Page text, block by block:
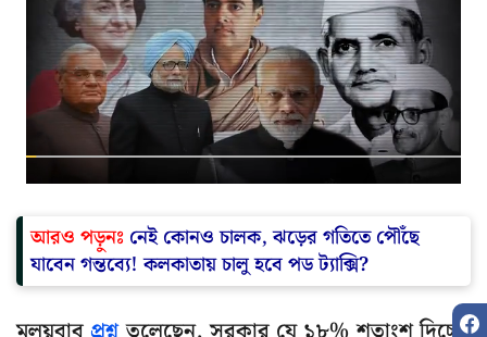
আরও পড়ুনঃ নেই কোনও চালক, ঝড়ের গতিতে পৌঁছে
যাবেন গন্তব্যে! কলকাতায় চালু হবে পড ট্যাক্সি?